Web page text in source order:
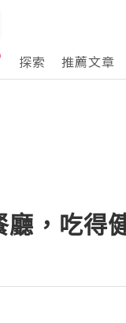
探索
推薦文章
，吃得